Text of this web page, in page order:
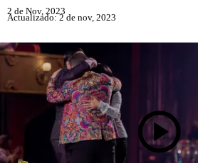
2 de Nov, 2023
Actualizado: 2 de nov, 2023